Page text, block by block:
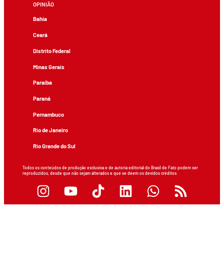
OPINIÃO
Bahia
Ceará
Distrito Federal
Minas Gerais
Paraíba
Paraná
Pernambuco
Rio de Janeiro
Rio Grande do Sul
Todos os conteúdos de produção exclusiva e de autoria editorial do Brasil de Fato podem ser
reproduzidos, desde que não sejam alterados e que se deem os devidos créditos.